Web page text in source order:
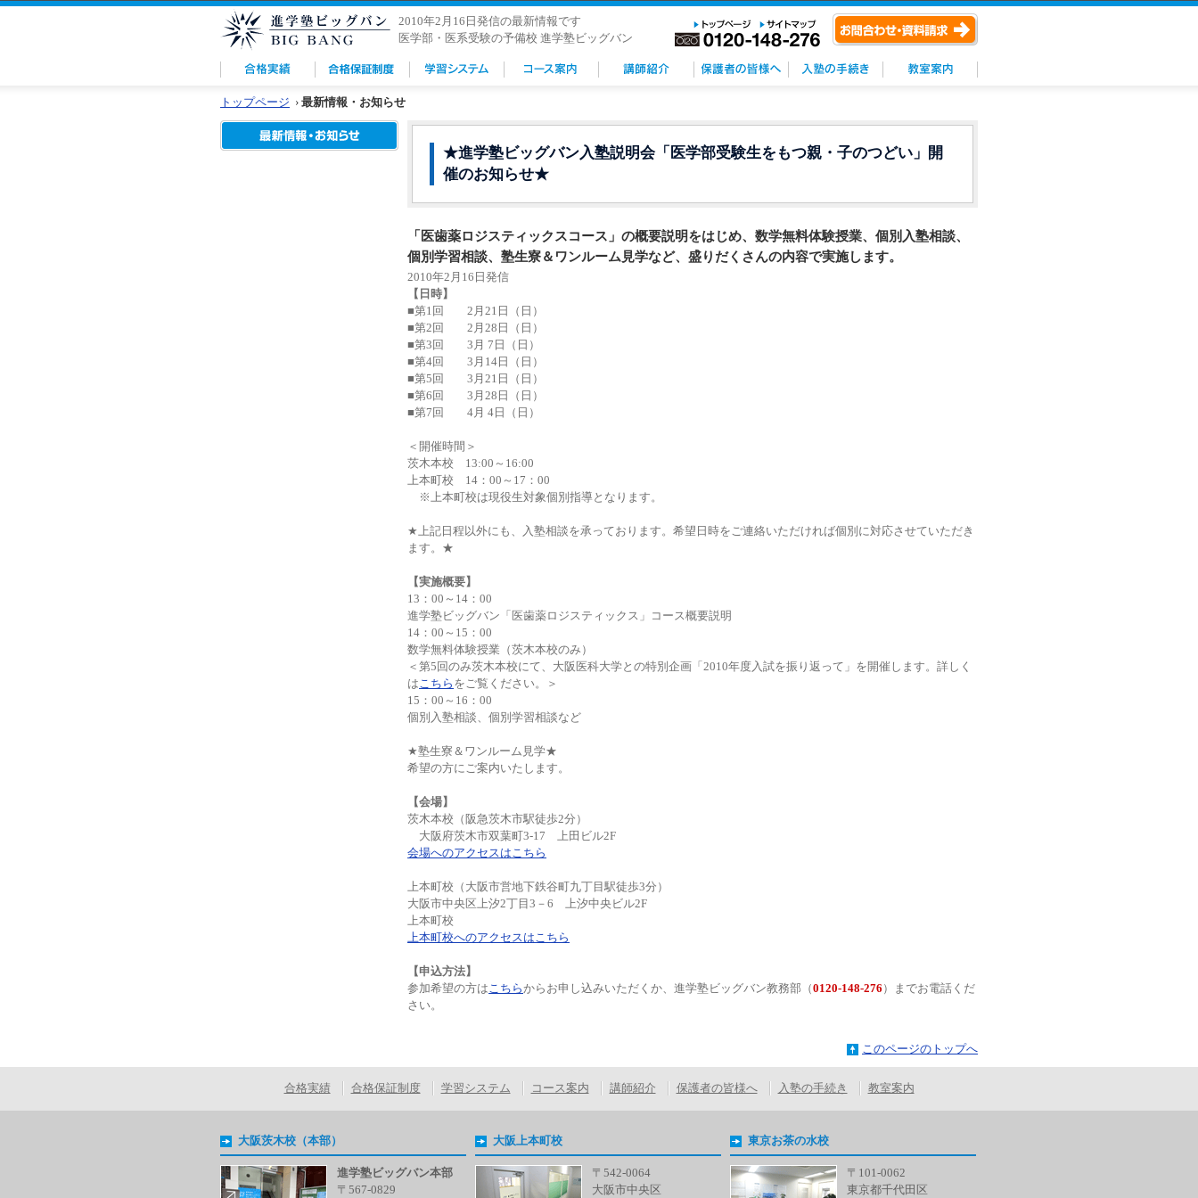
2010年2月16日発信の最新情報です
医学部・医系受験の予備校 進学塾ビッグバン
トップページ › 最新情報・お知らせ
★進学塾ビッグバン入塾説明会「医学部受験生をもつ親・子のつどい」開
催のお知らせ★
「医歯薬ロジスティックスコース」の概要説明をはじめ、数学無料体験授業、個別入塾相談、
個別学習相談、塾生寮＆ワンルーム見学など、盛りだくさんの内容で実施します。
2010年2月16日発信
【日時】
■第1回 2月21日（日）
■第2回 2月28日（日）
■第3回 3月 7日（日）
■第4回 3月14日（日）
■第5回 3月21日（日）
■第6回 3月28日（日）
■第7回 4月 4日（日）
＜開催時間＞
茨木本校 13:00～16:00
上本町校 14：00～17：00
※上本町校は現役生対象個別指導となります。
★上記日程以外にも、入塾相談を承っております。希望日時をご連絡いただければ個別に対応させていただき
ます。★
【実施概要】
13：00～14：00
進学塾ビッグバン「医歯薬ロジスティックス」コース概要説明
14：00～15：00
数学無料体験授業（茨木本校のみ）
＜第5回のみ茨木本校にて、大阪医科大学との特別企画「2010年度入試を振り返って」を開催します。詳しく
はこちら をご覧ください。＞
15：00～16：00
個別入塾相談、個別学習相談など
★塾生寮＆ワンルーム見学★
希望の方にご案内いたします。
【会場】
茨木本校（阪急茨木市駅徒歩2分）
大阪府茨木市双葉町3-17 上田ビル2F
会場へのアクセスはこちら
上本町校（大阪市営地下鉄谷町九丁目駅徒歩3分）
大阪市中央区上汐2丁目3－6 上汐中央ビル2F
上本町校
上本町校へのアクセスはこちら
【申込方法】
参加希望の方はこちらからお申し込みいただくか、進学塾ビッグバン教務部（0120-148-276 ）までお電話くだ
さい。
このページのトップへ
合格実績 合格保証制度 学習システム コース案内 講師紹介 保護者の皆様へ 入塾の手続き 教室案内
大阪茨木校（本部）
進学塾ビッグバン本部
〒567-0829
大阪上本町校
〒542-0064
大阪市中央区
東京お茶の水校
〒101-0062
東京都千代田区